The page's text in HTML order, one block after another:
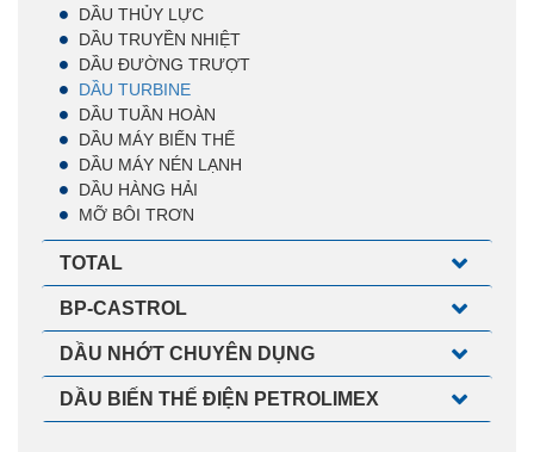
DẦU THỦY LỰC
DẦU TRUYỀN NHIỆT
DẦU ĐƯỜNG TRƯỢT
DẦU TURBINE
DẦU TUẦN HOÀN
DẦU MÁY BIẾN THẾ
DẦU MÁY NÉN LẠNH
DẦU HÀNG HẢI
MỠ BÔI TRƠN
TOTAL
BP-CASTROL
DẦU NHỚT CHUYÊN DỤNG
DẦU BIẾN THẾ ĐIỆN PETROLIMEX